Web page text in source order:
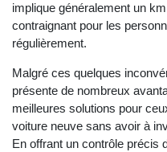
implique généralement un
contraignant pour les
régulièrement.
Malgré ces quelques
présente de nombreux
meilleures solutions pour
voiture neuve sans avoir à
En offrant un contrôle précis